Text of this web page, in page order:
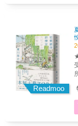
Readmoo